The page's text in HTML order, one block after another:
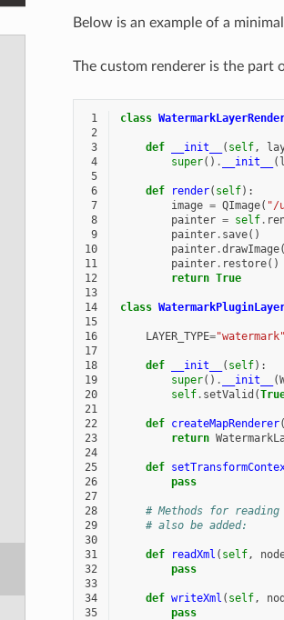
Below is an example of a
The custom renderer is the part
1 class
2
3
def __init__ ( self,
4
super() . __init__ (
5
6
def render( self):
7
image = QImage( "/
8
painter = self.
9
painter. save()
10
painter.drawImage(
11
painter. restore()
12
return True
13
14
class
15
16
LAYER_TYPE="watermark"
17
18
def __init__ ( self):
19
super() . __init__ (
20
self. setValid (
21
22
def createMapRenderer(
23
return
24
25
def
26
pass
27
28
# Methods for
29
# also be added:
30
31
def readXml ( self,
32
pass
33
34
def writeXml ( self,
35
pass